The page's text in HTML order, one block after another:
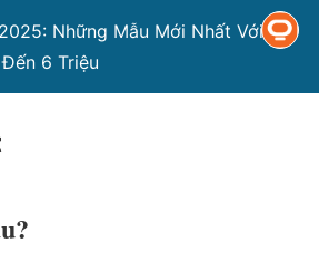
Những Mẫu Mới Nhất Với
6 Triệu